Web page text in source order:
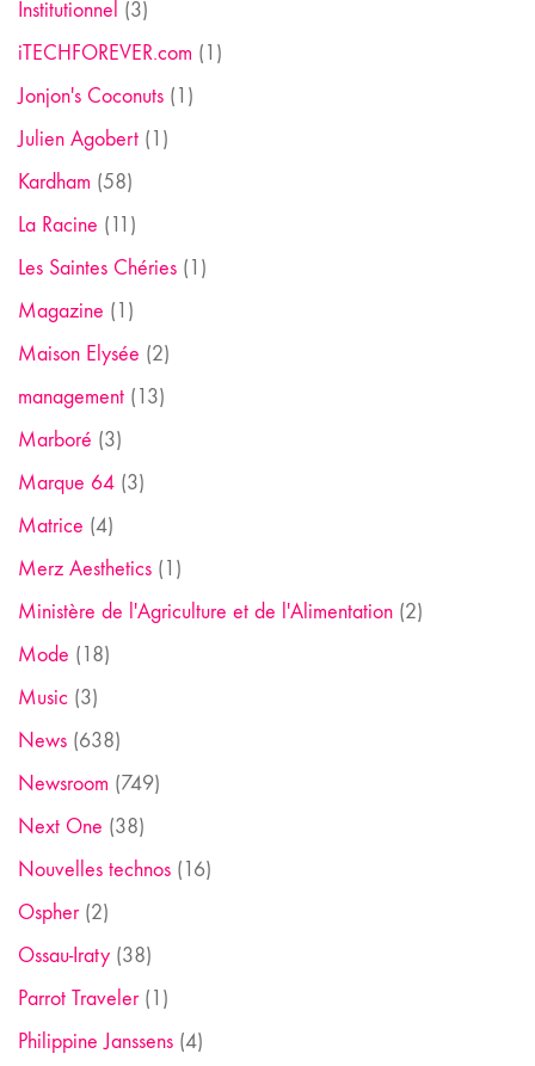
Institutionnel (3)
iTECHFOREVER.com (1)
Jonjon's Coconuts (1)
Julien Agobert (1)
Kardham (58)
La Racine (11)
Les Saintes Chéries (1)
Magazine (1)
Maison Elysée (2)
management (13)
Marboré (3)
Marque 64 (3)
Matrice (4)
Merz Aesthetics (1)
Ministère de l'Agriculture et de l'Alimentation (2)
Mode (18)
Music (3)
News (638)
Newsroom (749)
Next One (38)
Nouvelles technos (16)
Ospher(2)
Ossau-Iraty (38)
Parrot Traveler(1)
Philippine Janssens (4)